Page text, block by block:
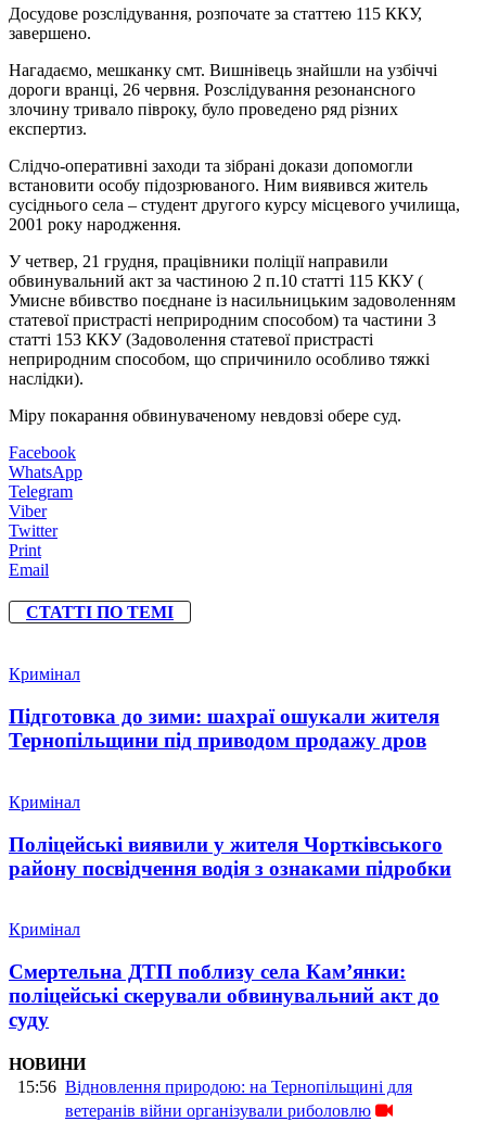
Досудове розслідування, розпочате за статтею 115 ККУ,
завершено.
Нагадаємо, мешканку смт. Вишнівець знайшли на узбіччі
дороги вранці, 26 червня. Розслідування резонансного
злочину тривало півроку, було проведено ряд різних
експертиз.
Слідчо-оперативні заходи та зібрані докази допомогли
встановити особу підозрюваного. Ним виявився житель
сусіднього села – студент другого курсу місцевого училища,
2001 року народження.
У четвер, 21 грудня, працівники поліції направили
обвинувальний акт за частиною 2 п.10 статті 115 ККУ (
Умисне вбивство поєднане із насильницьким задоволенням
статевої пристрасті неприродним способом) та частини 3
статті 153 ККУ (Задоволення статевої пристрасті
неприродним способом, що спричинило особливо тяжкі
наслідки).
Міру покарання обвинуваченому невдовзі обере суд.
Facebook
WhatsApp
Telegram
Viber
Twitter
Print
Email
СТАТТІ ПО ТЕМІ
Кримінал
Підготовка до зими: шахраї ошукали жителя
Тернопільщини під приводом продажу дров
Кримінал
Поліцейські виявили у жителя Чортківського
району посвідчення водія з ознаками підробки
Кримінал
Смертельна ДТП поблизу села Кам’янки:
поліцейські скерували обвинувальний акт до
суду
НОВИНИ
15:56 Відновлення природою: на Тернопільщині для
ветеранів війни організували риболовлю